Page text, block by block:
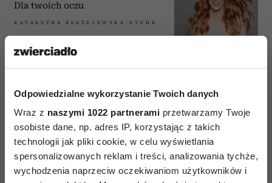
Odpowiedzialne wykorzystanie Twoich danych
Wraz z naszymi 1022 partnerami przetwarzamy Twoje
osobiste dane, np. adres IP, korzystając z takich
technologii jak pliki cookie, w celu wyświetlania
spersonalizowanych reklam i treści, analizowania tychże,
wychodzenia naprzeciw oczekiwaniom użytkowników i
Dla twoich oczu
KATARZYNA BŁAŻEJEWSKA-STUHR
FELIETONY
Nie ma planety B, jest dieta
planetarna
KATARZYNA BŁAŻEJEWSKA-STUHR